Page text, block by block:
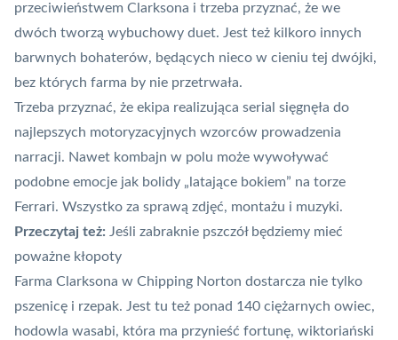
przeciwieństwem Clarksona i trzeba przyznać, że we
dwóch tworzą wybuchowy duet. Jest też kilkoro innych
barwnych bohaterów, będących nieco w cieniu tej dwójki,
bez których farma by nie przetrwała.
Trzeba przyznać, że ekipa realizująca serial sięgnęła do
najlepszych motoryzacyjnych wzorców prowadzenia
narracji. Nawet kombajn w polu może wywoływać
podobne emocje jak bolidy „latające bokiem” na torze
Ferrari. Wszystko za sprawą zdjęć, montażu i muzyki.
Przeczytaj też: Jeśli zabraknie pszczół będziemy mieć
poważne kłopoty
Farma Clarksona w Chipping Norton dostarcza nie tylko
pszenicę i rzepak. Jest tu też ponad 140 ciężarnych owiec,
hodowla wasabi, która ma przynieść fortunę, wiktoriański